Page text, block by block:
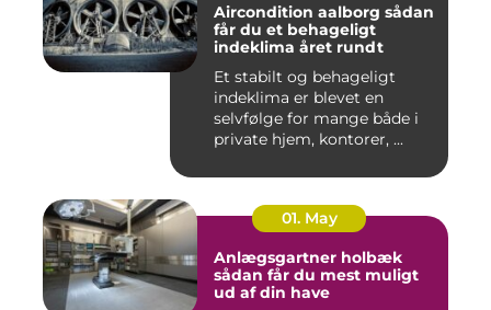
Aircondition aalborg sådan
får du et behageligt
indeklima året rundt
Et stabilt og behageligt
indeklima er blevet en
selvfølge for mange både i
private hjem, kontorer, ...
01. May
Anlægsgartner holbæk
sådan får du mest muligt
ud af din have